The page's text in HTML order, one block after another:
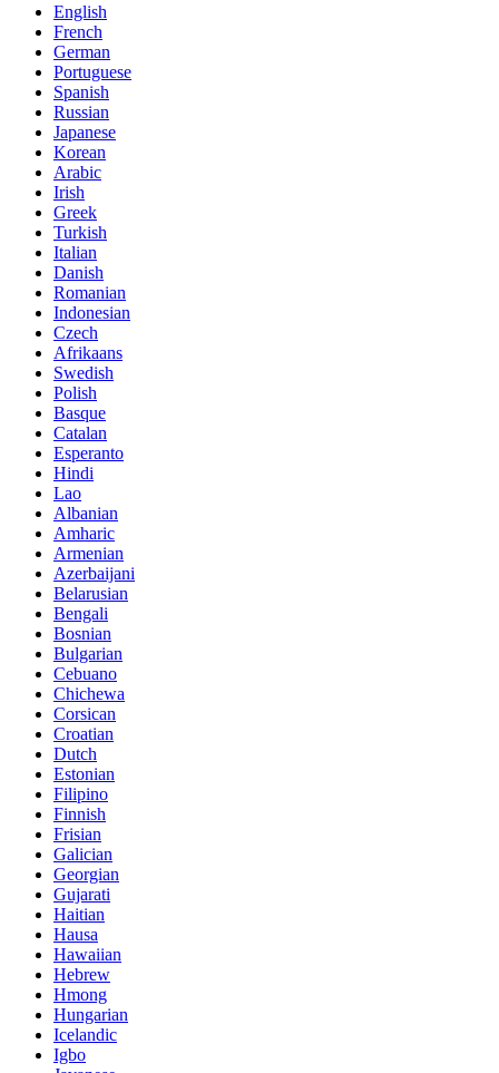
English
French
German
Portuguese
Spanish
Russian
Japanese
Korean
Arabic
Irish
Greek
Turkish
Italian
Danish
Romanian
Indonesian
Czech
Afrikaans
Swedish
Polish
Basque
Catalan
Esperanto
Hindi
Lao
Albanian
Amharic
Armenian
Azerbaijani
Belarusian
Bengali
Bosnian
Bulgarian
Cebuano
Chichewa
Corsican
Croatian
Dutch
Estonian
Filipino
Finnish
Frisian
Galician
Georgian
Gujarati
Haitian
Hausa
Hawaiian
Hebrew
Hmong
Hungarian
Icelandic
Igbo